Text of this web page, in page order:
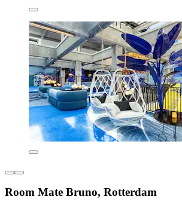
Room Mate Bruno, Rotterdam